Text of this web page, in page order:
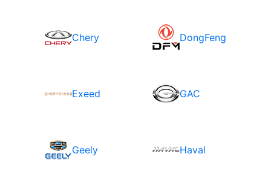
Chery DongFeng
Exeed GAC
Geely Haval